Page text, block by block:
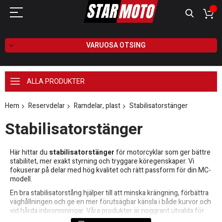
VARUOSA OTSING
ALLA PRODUKTER
Hem Reservdelar Ramdelar, plast Stabilisatorstänger
Stabilisatorstänger
Här hittar du stabilisatorstängerför motorcyklar som ger bättre
stabilitet, mer exakt styrning och tryggare köregenskaper. Vi
fokuserar på delar med hög kvalitet och rätt passform för din MC-
modell.
En bra stabilisatorstång hjälper till att minska krängning, förbättra
väghållningen och ge en mer förutsägbar känsla i både kurvor och
vid hårda inbromsningar. Våra produkter är noggrant utvalda för
att fungera tillsammans med övrigaramdelar och plastdetaljer